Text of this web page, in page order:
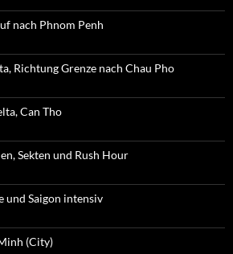
nach Phnom Penh
Richtung Grenze nach Chau Pho
Can Tho
Sekten und Rush Hour
und Saigon intensiv
(City)